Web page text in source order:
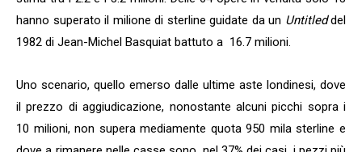
hanno superato il milione di sterline guidate da un Untitleddel
1982 di Jean-Michel Basquiat battuto a 16.7 milioni.
Uno scenario, quello emerso dalle ultime aste londinesi, dove
il prezzo di aggiudicazione, nonostante alcuni picchi sopra i
10 milioni, non supera mediamente quota 950 mila sterline e